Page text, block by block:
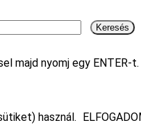
majd nyomj egy ENTER-
használ.